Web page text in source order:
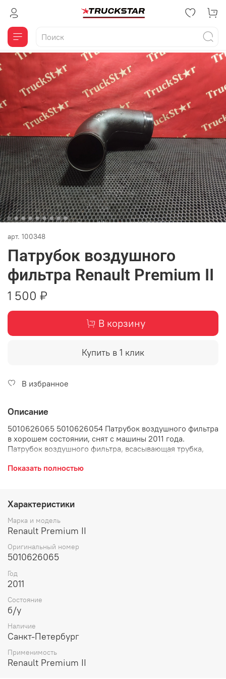
арт. 100348
Патрубок воздушного
фильтра Renault Premium II
1 500 ₽
В корзину
Купить в 1 клик
В избранное
Описание
5010626065 5010626054 Патрубок воздушного фильтра
в хорошем состоянии, снят с машины 2011 года.
Патрубок вoздушногo фильтрa, вcacывающaя трубкa,
Показать полностью
Характеристики
Марка и модель
Renault Premium II
Оригинальный номер
5010626065
Год
2011
Состояние
б/у
Наличие
Санкт-Петербург
Применимость
Renault Premium II